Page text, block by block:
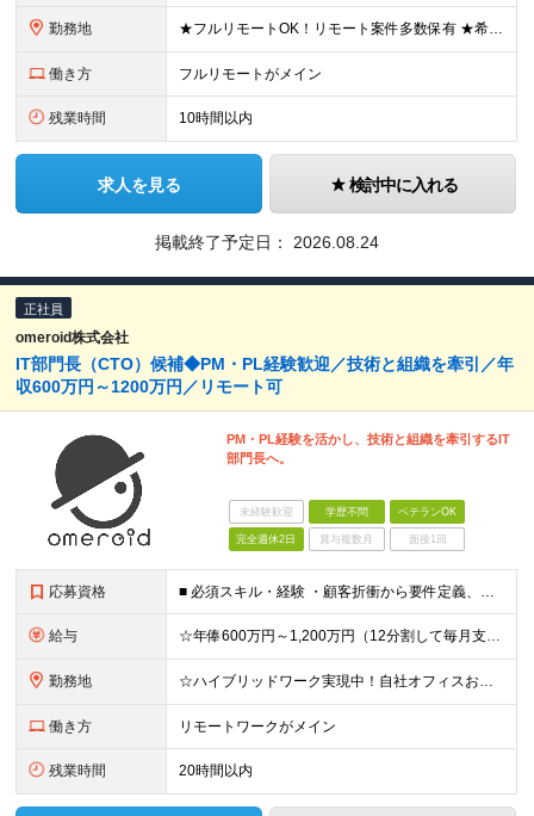
勤務地 ★フルリモートOK！リモート案件多数保有 ★希望の勤務地に配属します ★転居を伴う転勤はありません お客様先での勤務となります。 ■東京本社／東京都渋谷区代官山町8-7 DAIWA代官山ビル ■大
働き方 フルリモートがメイン
残業時間 10時間以内
求人を見る 検討中に入れる
掲載終了予定日： 2026.08.24
正社員
omeroid株式会社
IT部門長（CTO）候補◆PM・PL経験歓迎／技術と組織を牽引／年
収600万円～1200万円／リモート可
PM・PL経験を活かし、技術と組織を牽引するIT
部門長へ。
未経験歓迎 学歴不問 ベテランOK
完全週休2日 賞与複数月 面接1回
応募資格 ■ 必須スキル・経験 ・顧客折衝から要件定義、設計、品質管理、開発まで一貫して携わった経験 ・システムアーキテクチャを設計・構築できる知識・経験 ・プロジェクトリーダーまたはPMとしてチームやプロジェ
給与 ☆年俸600万円～1,200万円（12分割して毎月支給／月額50万円～100万円） ◆昇給あり ◆試用期間6ヶ月（期間中の給与、待遇、雇用形態等の差異はありません） ※前職の経験やスキルを考慮の上で
勤務地 ☆ハイブリッドワーク実現中！自社オフィスおよびリモート勤務がメインとなります ＜本社＞東京都中央区八丁堀3-1-7 永井ビル2階 ＜和歌山オフィス＞和歌山県和歌山市湊紺屋町1-20 キノワ201 ※
働き方 リモートワークがメイン
残業時間 20時間以内